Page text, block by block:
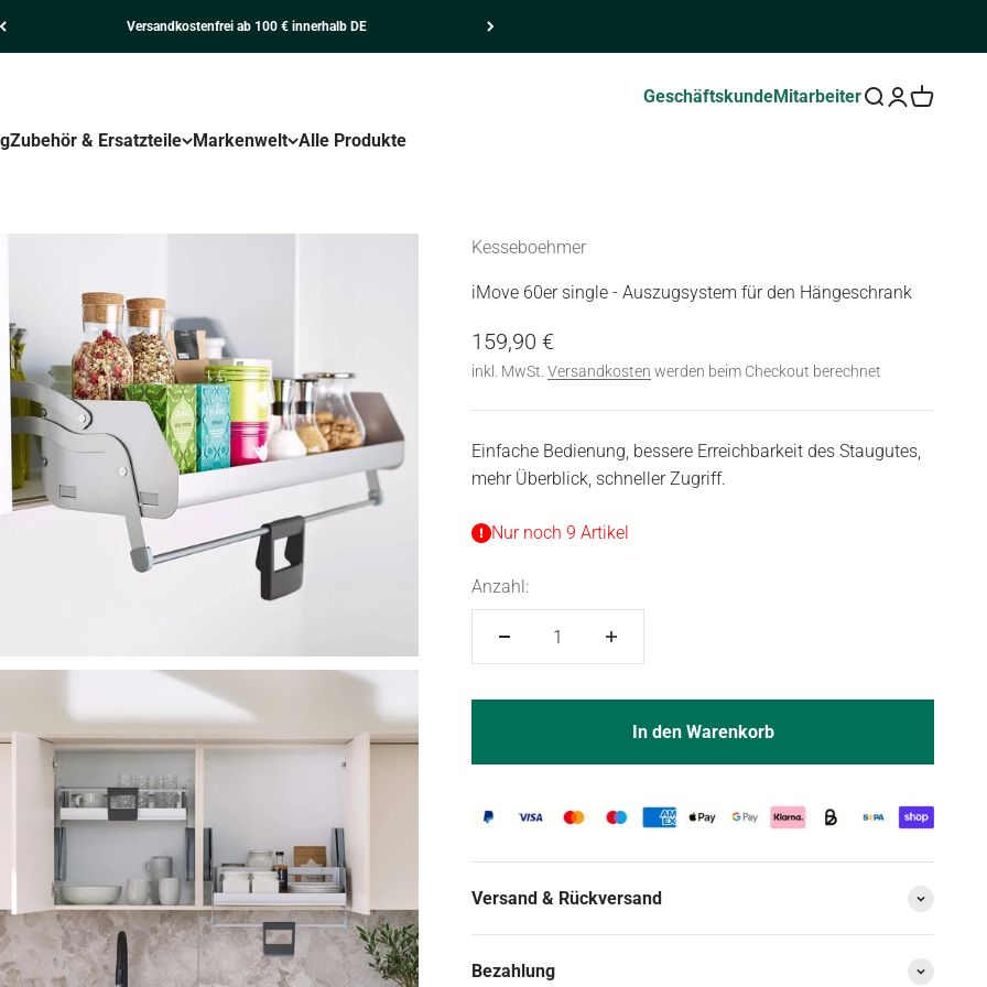
Versandkostenfrei ab 100 € innerhalb DE
GeschäftskundeMitarbeiterSuche öffnen
Zubehör & Ersatzteile Markenwelt Alle Produkte
Kesseboehmer
iMove 60er single - Auszugsystem für den Hängeschrank
Angebot
159,90 €
inkl. MwSt. Versandkosten werden beim Checkout berechnet
Einfache Bedienung, bessere Erreichbarkeit des Staugutes,
mehr Überblick, schneller Zugriff.
Nur noch 9 Artikel
Anzahl:
In den Warenkorb
Versand & Rückversand
Bezahlung